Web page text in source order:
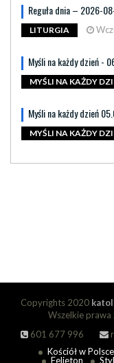
Reguła dnia – 2026-
LITURGIA
Myśli na każdy dzień -
MYŚLI NA KAŻDY
Myśli na każdy dzień
MYŚLI NA KAŻDY
Copyrights 2020
Wszelkie prawa
601 677 996
Kościół w Polsce
Felieton